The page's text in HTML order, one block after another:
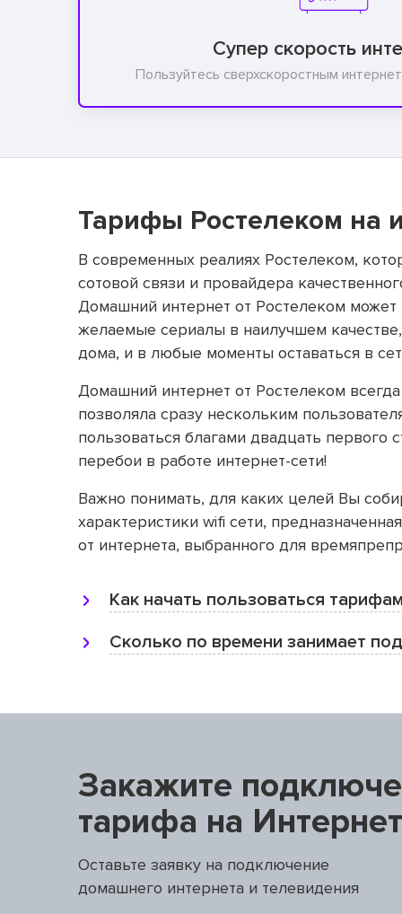
Супер скорость
Пользуйтесь сверхскоростным
Тарифы Ростелеком на
В современных реалиях Ростелеком,
сотовой связи и провайдера
Домашний интернет от Ростелеком
желаемые сериалы в наилучшем
дома, и в любые моменты оставаться в
Домашний интернет от Ростелеком
позволяла сразу нескольким
пользоваться благами двадцать
перебои в работе интернет-сети!
Важно понимать, для каких целей Вы
характеристики wifi сети,
от интернета, выбранного для
Как начать пользоваться
Сколько по времени занимает
Закажите
тарифа на Интернет
Оставьте заявку на подключение
домашнего интернета и телевидения